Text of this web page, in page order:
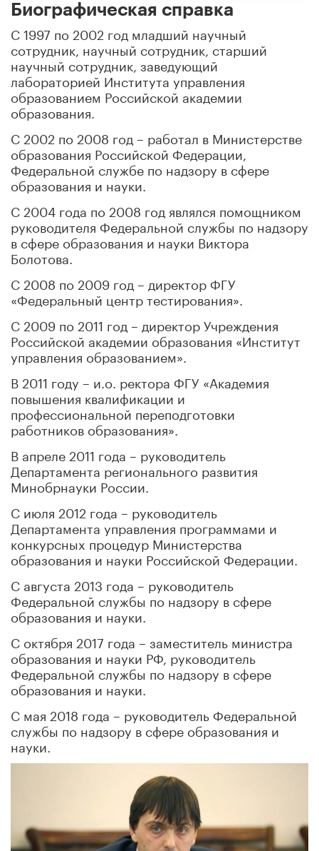
Биографическая справка
С 1997 по 2002 год младший научный
сотрудник, научный сотрудник, старший
научный сотрудник, заведующий
лабораторией Института управления
образованием Российской академии
образования.
С 2002 по 2008 год – работал в Министерстве
образования Российской Федерации,
Федеральной службе по надзору в сфере
образования и науки.
С 2004 года по 2008 год являлся помощником
руководителя Федеральной службы по надзору
в сфере образования и науки Виктора
Болотова.
С 2008 по 2009 год – директор ФГУ
«Федеральный центр тестирования».
С 2009 по 2011 год – директор Учреждения
Российской академии образования «Институт
управления образованием».
В 2011 году – и.о. ректора ФГУ «Академия
повышения квалификации и
профессиональной переподготовки
работников образования».
В апреле 2011 года – руководитель
Департамента регионального развития
Минобрнауки России.
С июля 2012 года – руководитель
Департамента управления программами и
конкурсных процедур Министерства
образования и науки Российской Федерации.
С августа 2013 года – руководитель
Федеральной службы по надзору в сфере
образования и науки.
С октября 2017 года – заместитель министра
образования и науки РФ, руководитель
Федеральной службы по надзору в сфере
образования и науки.
С мая 2018 года – руководитель Федеральной
службы по надзору в сфере образования и
науки.